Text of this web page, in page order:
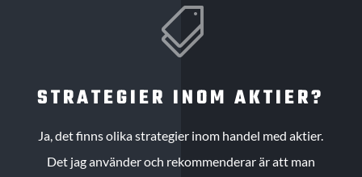

STRATEGIER INOM AKTIER?
Ja, det finns olika strategier inom handel med aktier.
Det jag använder och rekommenderar är att man